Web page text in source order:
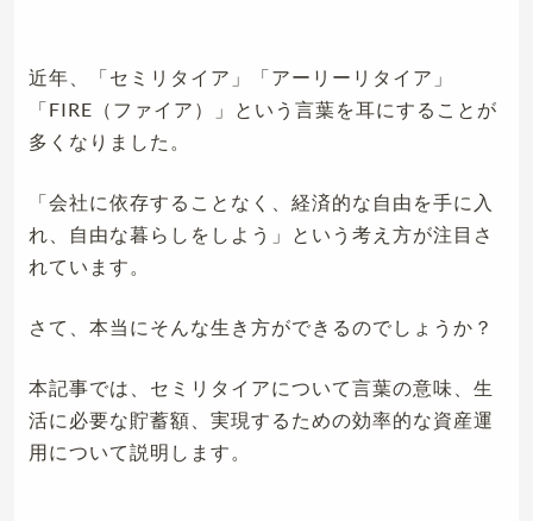
近年、「セミリタイア」「アーリーリタイア」
「FIRE（ファイア）」という言葉を耳にすることが
多くなりました。
「会社に依存することなく、経済的な自由を手に入
れ、自由な暮らしをしよう」という考え方が注目さ
れています。
さて、本当にそんな生き方ができるのでしょうか？
本記事では、セミリタイアについて言葉の意味、生
活に必要な貯蓄額、実現するための効率的な資産運
用について説明します。